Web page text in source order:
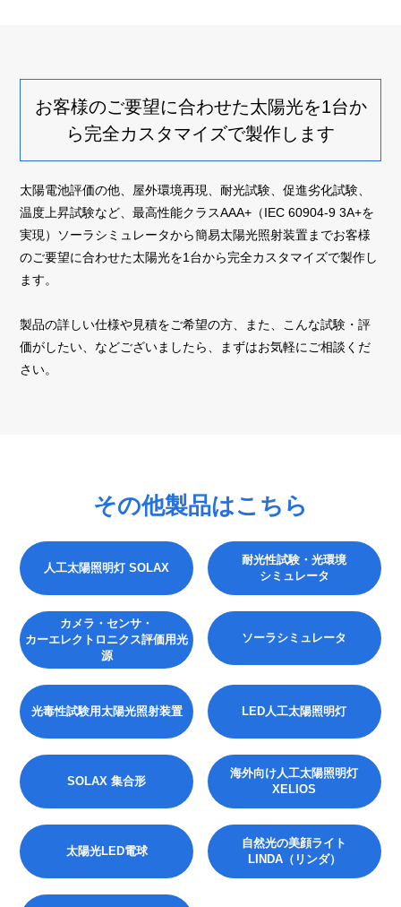
お客様のご要望に合わせた太陽光を1台か
ら完全カスタマイズで製作します
太陽電池評価の他、屋外環境再現、耐光試験、促進劣化試験、
温度上昇試験など、最高性能クラスAAA+（IEC 60904-9 3A+を
実現）ソーラシミュレータから簡易太陽光照射装置までお客様
のご要望に合わせた太陽光を1台から完全カスタマイズで製作し
ます。
製品の詳しい仕様や見積をご希望の方、また、こんな試験・評
価がしたい、などございましたら、まずはお気軽にご相談くだ
さい。
その他製品はこちら
人工太陽照明灯 SOLAX
耐光性試験・光環境
シミュレータ
カメラ・センサ・
カーエレクトロニクス評価用光
源
ソーラシミュレータ
光毒性試験用太陽光照射装置 LED人工太陽照明灯
SOLAX 集合形
海外向け人工太陽照明灯
XELIOS
太陽光LED電球
自然光の美顔ライト
LINDA（リンダ）